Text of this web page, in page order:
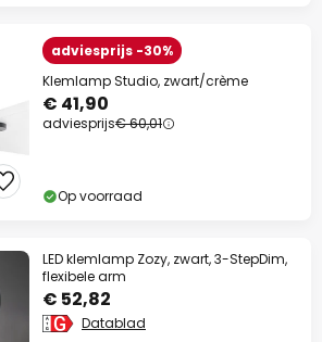
adviesprijs -30%
Klemlamp Studio, zwart/crème
€ 41,90
adviesprijs€ 60,01
Op voorraad
LED klemlamp Zozy, zwart, 3-StepDim,
flexibele arm
€ 52,82
Datablad